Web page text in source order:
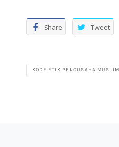
Share Tweet
KODE ETIK PENGUSAHA MUSLIM